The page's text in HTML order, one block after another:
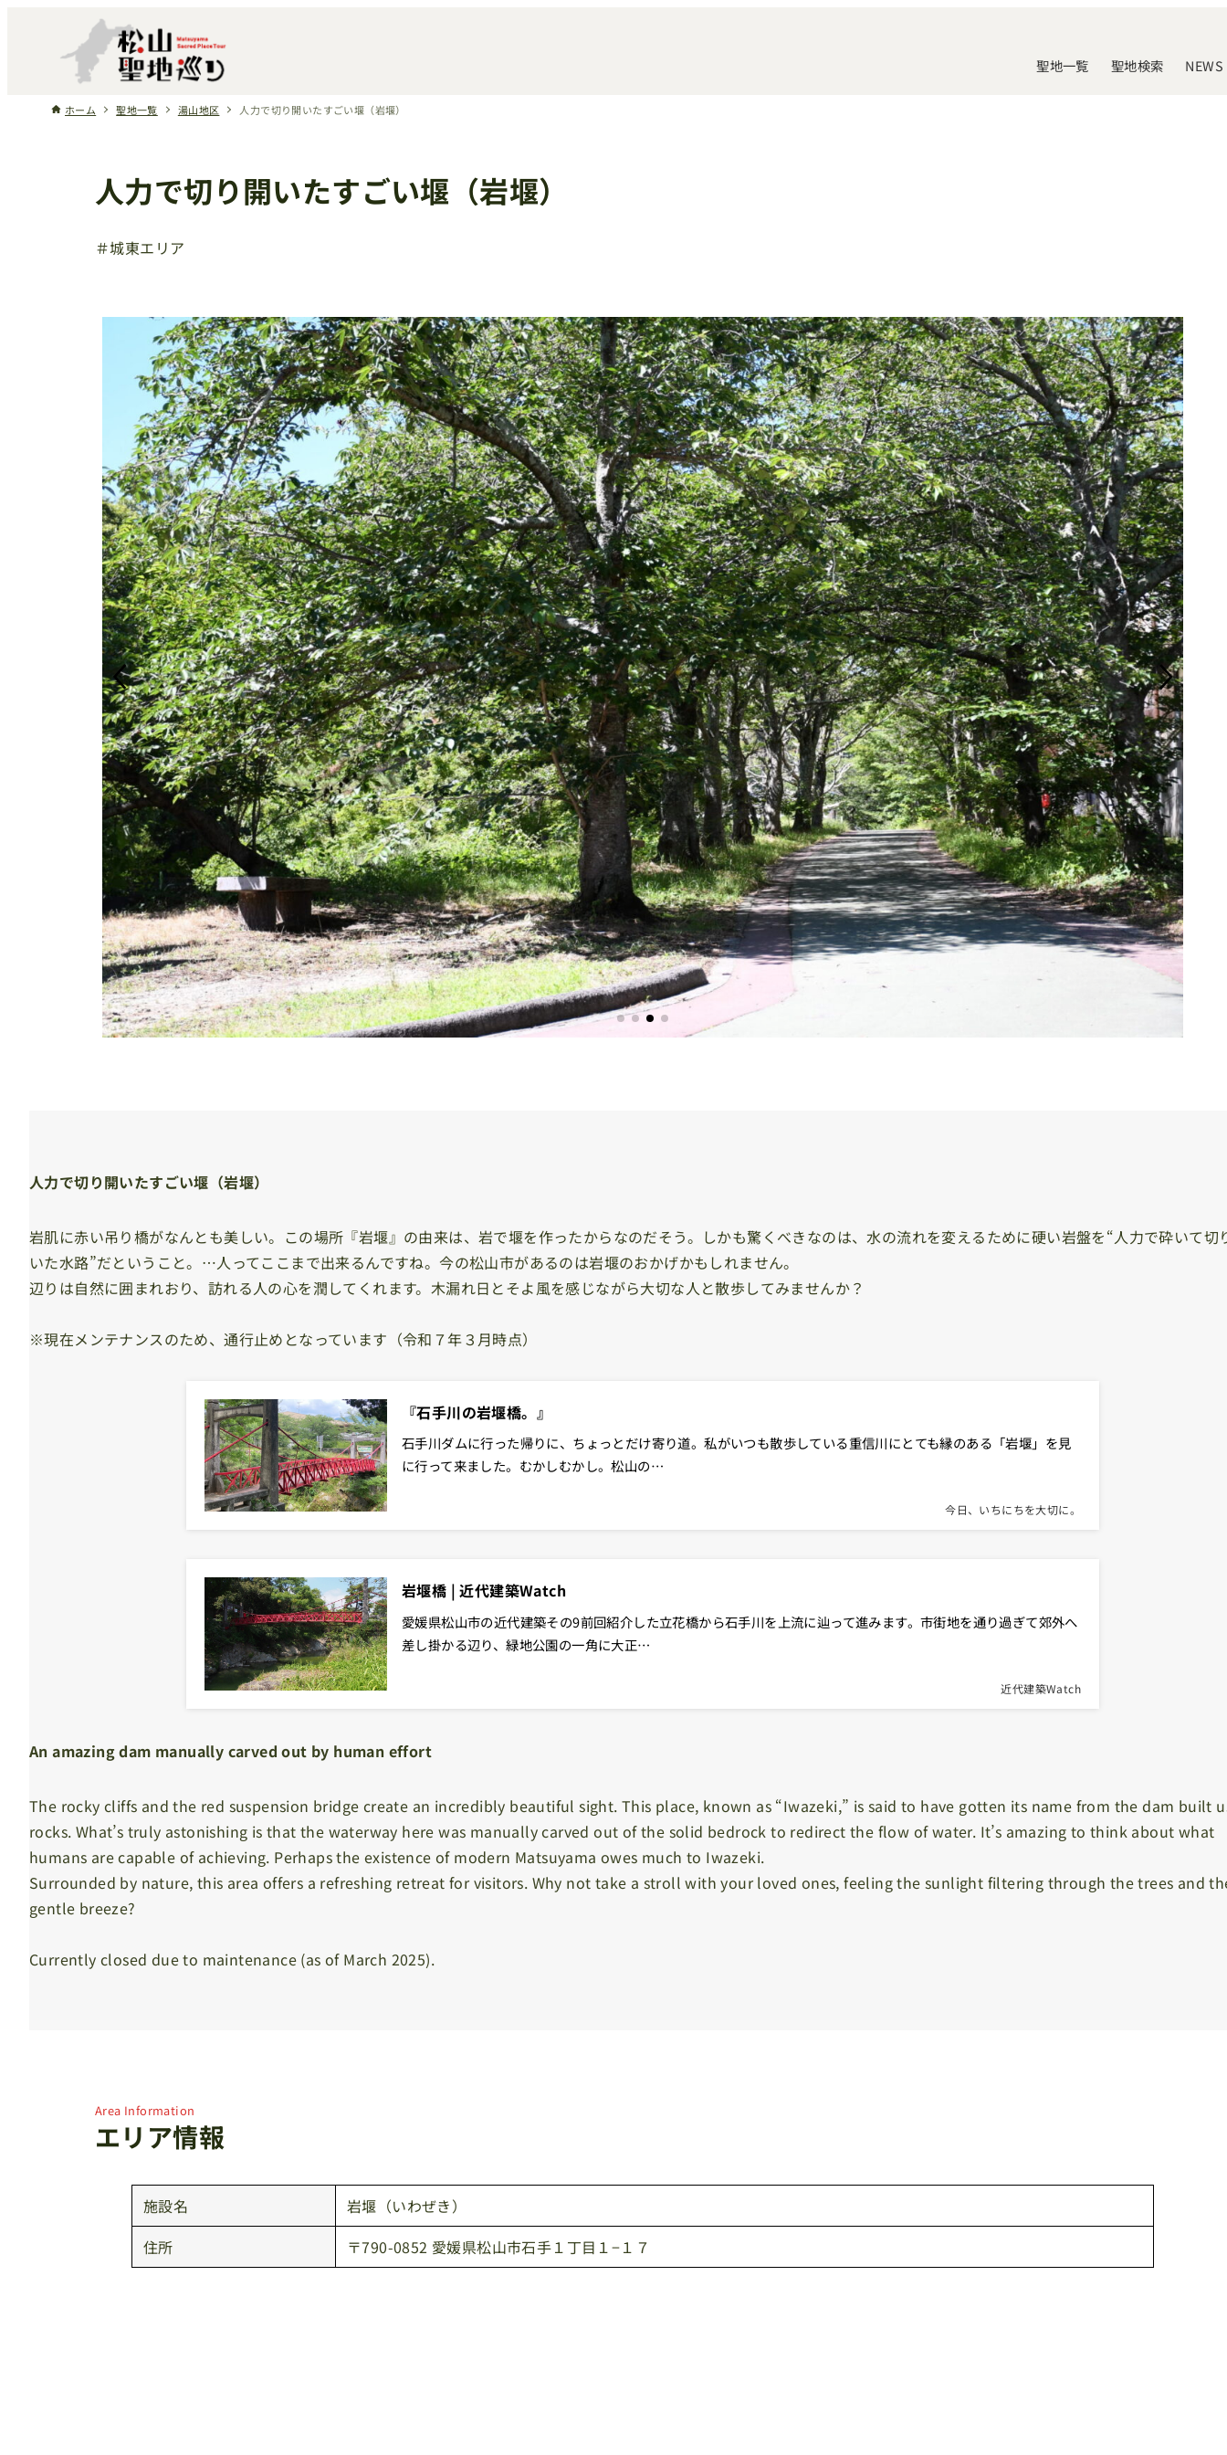
聖地一覧 聖地検索 NEWS
ホーム 聖地一覧 湯山地区 人力で切り開いたすごい堰（岩堰）
人力で切り開いたすごい堰（岩堰）
＃城東エリア
人力で切り開いたすごい堰（岩堰）
岩肌に赤い吊り橋がなんとも美しい。この場所『岩堰』の由来は、岩で堰を作ったからなのだそう。しかも驚くべきなのは、水の流れを変えるために硬い岩盤を“人力で砕いて切
いた水路”だということ。…人ってここまで出来るんですね。今の松山市があるのは岩堰のおかげかもしれません。
辺りは自然に囲まれおり、訪れる人の心を潤してくれます。木漏れ日とそよ風を感じながら大切な人と散歩してみませんか？
※現在メンテナンスのため、通行止めとなっています（令和７年３月時点）
『石手川の岩堰橋。』
石手川ダムに行った帰りに、ちょっとだけ寄り道。私がいつも散歩している重信川にとても縁のある「岩堰」を見
に行って来ました。むかしむかし。松山の…
今日、いちにちを大切に。
岩堰橋 | 近代建築Watch
愛媛県松山市の近代建築その9前回紹介した立花橋から石手川を上流に辿って進みます。市街地を通り過ぎて郊外へ
差し掛かる辺り、緑地公園の一角に大正…
近代建築Watch
An amazing dam manually carved out by human effort
The rocky cliffs and the red suspension bridge create an incredibly beautiful sight. This place, known as “Iwazeki,” is said to have gotten its name from the dam built
rocks. What’s truly astonishing is that the waterway here was manually carved out of the solid bedrock to redirect the flow of water. It’s amazing to think about what
humans are capable of achieving. Perhaps the existence of modern Matsuyama owes much to Iwazeki.
Surrounded by nature, this area offers a refreshing retreat for visitors. Why not take a stroll with your loved ones, feeling the sunlight filtering through the trees and
gentle breeze?
Currently closed due to maintenance (as of March 2025).
Area Information
エリア情報
施設名
岩堰（いわぜき）
住所
〒790-0852 愛媛県松山市石手１丁目１−１７